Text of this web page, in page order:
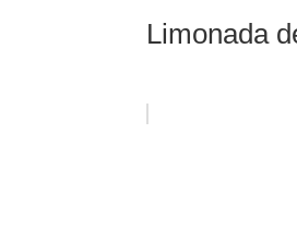
Limonada